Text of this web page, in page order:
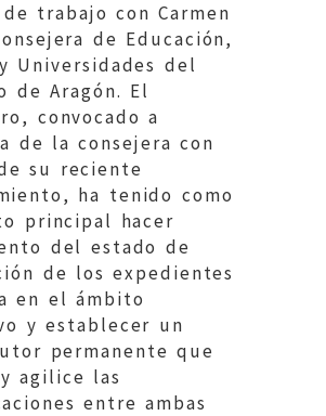
trabajo con Carmen
de Educación,
Universidades del
de Aragón. El
convocado a
de la consejera con
su reciente
ha tenido como
principal hacer
del estado de
de los expedientes
en el ámbito
y establecer un
permanente que
agilice las
entre ambas